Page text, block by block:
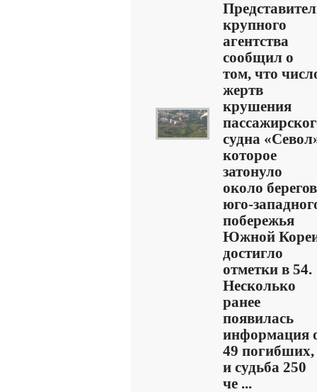
крупного
агентства
сообщил о
том, что
жертв
крушения
судна
которое
затонуло
около берегов
юго-
побережья
Южной
достигло
отметки в 54.
Несколько
ранее
появилась
информация
49 погибших,
и судьба 250
че ...